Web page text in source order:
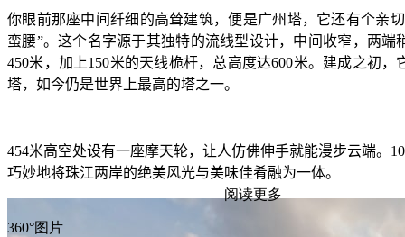
你眼前那座中间纤细的高耸建筑，便是广州塔，它还有个亲
蛮腰”。这个名字源于其独特的流线型设计，中间收窄，两端
450米，加上150米的天线桅杆，总高度达600米。建成之初，
塔，如今仍是世界上最高的塔之一。
454米高空处设有一座摩天轮，让人仿佛伸手就能漫步云端。
巧妙地将珠江两岸的绝美风光与美味佳肴融为一体。
阅读更多
360°图片